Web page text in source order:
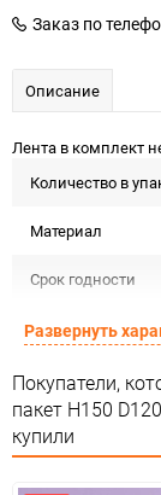
Заказ по
Описание
Лента в комплект
Количество в
Материал
Срок годности
Предназначение
Сертификация
Особые условия
Развернуть
Покупатели,
пакет H150
купили